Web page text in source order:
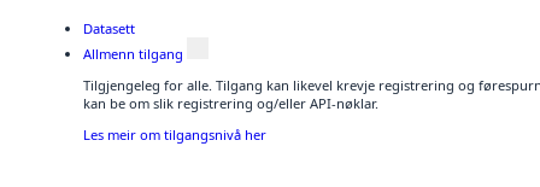
Datasett
Allmenn tilgang
Tilgjengeleg for alle. Tilgang kan likevel krevje registrering og
kan be om slik registrering og/eller API-nøklar.
Les meir om tilgangsnivå her